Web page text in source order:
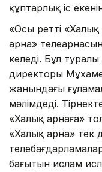
құптарлық іс
«Осы ретті
арна»
келеді. Бұл
директоры
жанындағы
мәлімдеді.
«Халық арнаға»
«Халық арна» тек
бағытын ислам